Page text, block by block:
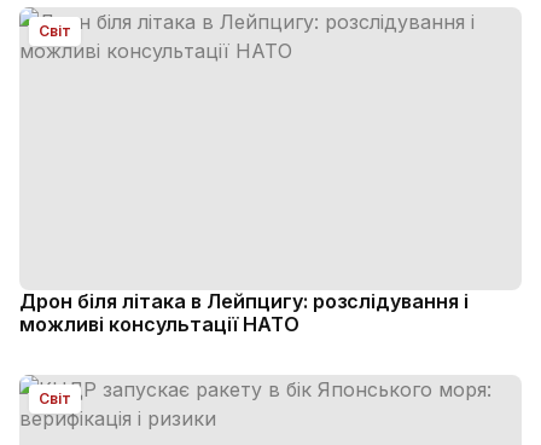
Світ
Дрон біля літака в Лейпцигу: розслідування і
можливі консультації НАТО
Світ